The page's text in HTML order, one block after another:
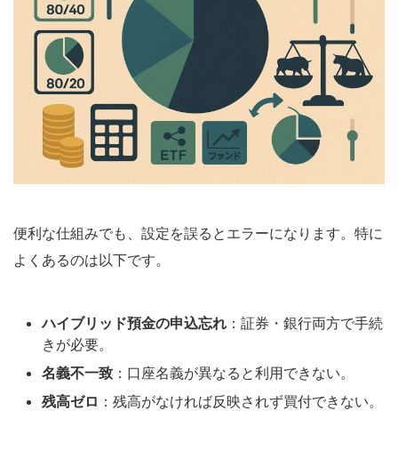
便利な仕組みでも、設定を誤るとエラーになります。特に
よくあるのは以下です。
ハイブリッド預金の申込忘れ ：証券・銀行両方で手続
きが必要。
名義不一致 ：口座名義が異なると利用できない。
残高ゼロ ：残高がなければ反映されず買付できない。